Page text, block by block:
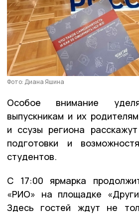
Фото: Диана Яшина
Особое внимание
выпускникам и их
и ссузы региона
подготовки и
студентов.
С 17:00 ярмарка
«РИО» на площадке
Здесь гостей ждут не